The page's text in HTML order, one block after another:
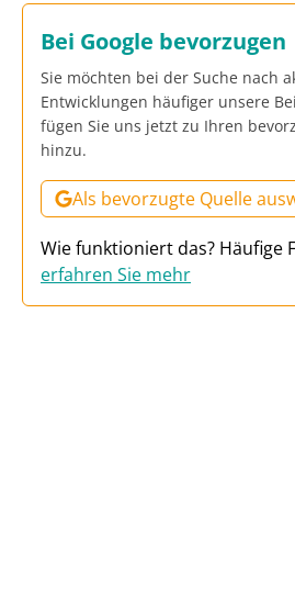
Bei Google bevorzugen
Sie möchten bei der Suche nach
Entwicklungen häufiger unsere
fügen Sie uns jetzt zu Ihren
hinzu.
Als bevorzugte Quelle
Wie funktioniert das? Häufige
erfahren Sie mehr